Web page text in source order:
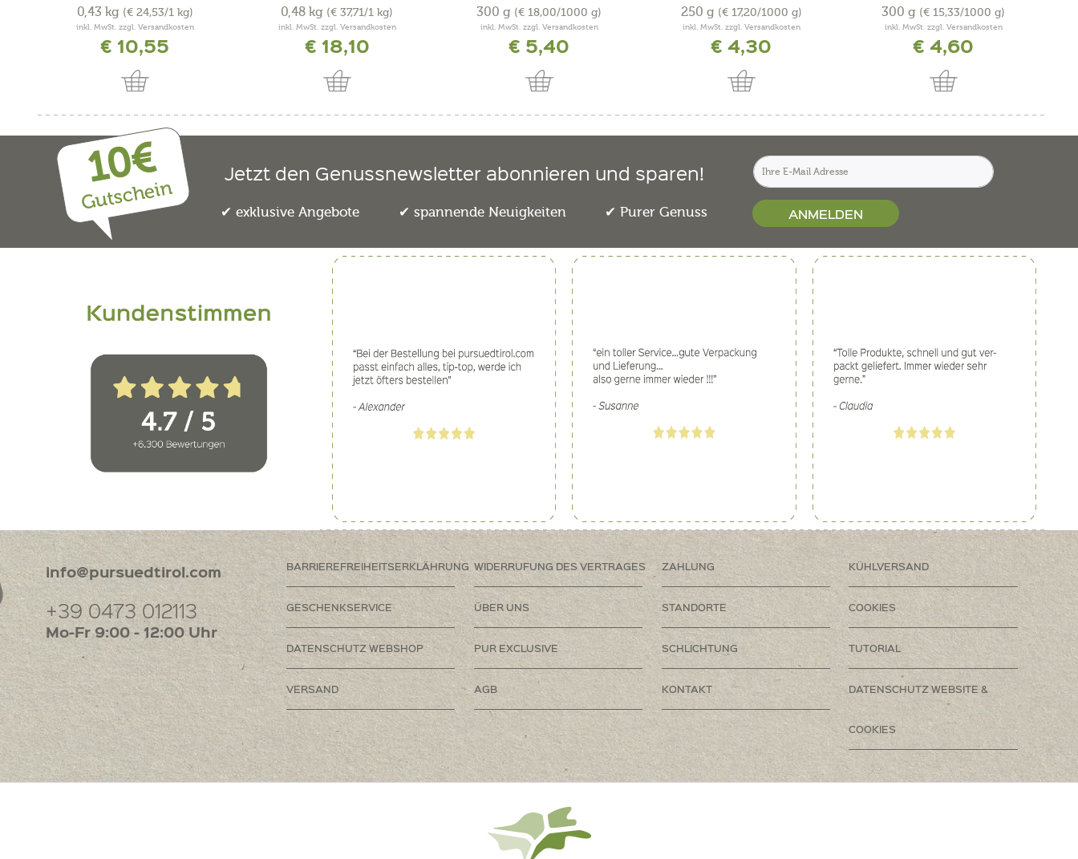
0,43 kg (€ 24,53/1 kg)
inkl. MwSt. zzgl. Versandkosten
€ 10,55
0,48 kg (€ 37,71/1 kg)
inkl. MwSt. zzgl. Versandkosten
€ 18,10
300 g (€ 18,00/1000 g)
inkl. MwSt. zzgl. Versandkosten
€ 5,40
250 g (€ 17,20/1000 g)
inkl. MwSt. zzgl. Versandkosten
€ 4,30
300 g (€ 15,33/1000 g)
inkl. MwSt. zzgl. Versandkosten
€ 4,60
10€
Gutschein
Jetzt den Genussnewsletter abonnieren und sparen!
exklusive Angebote spannende Neuigkeiten Purer Genuss ANMELDEN
info@pursuedtirol.com
+39 0473 012113
Mo-Fr 9:00 - 12:00 Uhr
BARRIEREFREIHEITSERKLÄHRUNG WIDERRUFUNG DES VERTRAGES ZAHLUNG KÜHLVERSAND
GESCHENKSERVICE ÜBER UNS STANDORTE COOKIES
DATENSCHUTZ WEBSHOP PUR EXCLUSIVE SCHLICHTUNG TUTORIAL
VERSAND AGB KONTAKT DATENSCHUTZ WEBSITE &
COOKIES